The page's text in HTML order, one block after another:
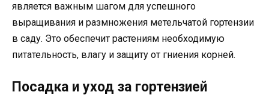
является важным шагом для успешного
выращивания и размножения метельчатой гортензии
в саду. Это обеспечит растениям необходимую
питательность, влагу и защиту от гниения корней.
Посадка и уход за гортензией